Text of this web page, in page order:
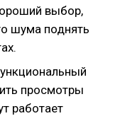
выбор,
шума поднять
просмотры
работает